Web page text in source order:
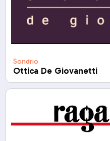
Sondrio
Ottica De Giovanetti